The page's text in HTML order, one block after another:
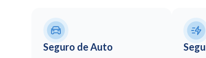
Seguro de Auto